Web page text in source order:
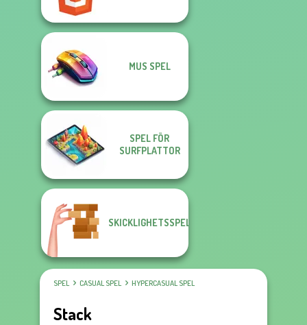
MUS SPEL
SPEL FÖR
SURFPLATTOR
SKICKLIGHETSSPEL
SPEL CASUAL SPEL HYPERCASUAL SPEL
Stack